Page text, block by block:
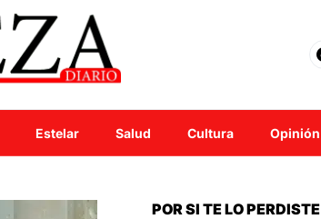
Estelar Salud Cultura Opinión
POR SI TE LO PERDISTE